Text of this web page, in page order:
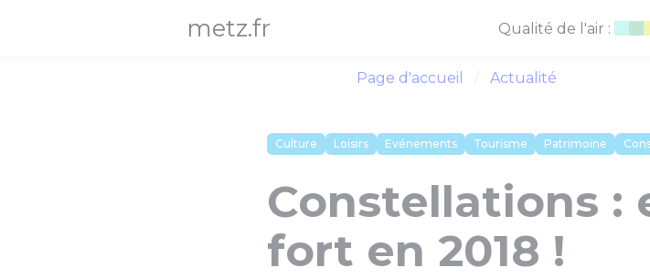
metz.fr Qualité de l'air :
Page d'accueil Actualité
Culture Loisirs Evénements Tourisme Patrimoine
Constellations :
fort en 2018 !